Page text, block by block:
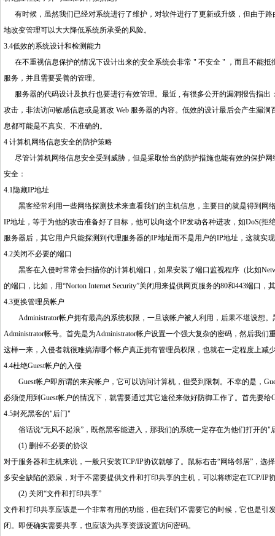
有时候，虽然我们已经对系统进行了维护，对软件进行了更新或升级，但由于
地改变管理可以大大降低系统所承受的风险。
3.4低效的系统设计和检测能力
在不重视信息保护的情况下设计出来的安全系统会非常 " 不安全 " ，而且不能
服务，并且需要妥善的管理。
服务器的代码设计及执行也要进行有效管理。最近 , 有很多公开的漏洞报告指出
攻击，非法访问敏感信息或是篡改 Web 服务器的内容。低效的设计最后会产生漏
息都可能是不真实、不准确的。
4 计算机网络信息安全的防护策略
尽管计算机网络信息安全受到威胁，但是采取恰当的防护措施也能有效的保护
安全：
4.1隐藏IP地址
黑客经常利用一些网络探测技术来查看我们的主机信息，主要目的就是得到网
IP地址，等于为他的攻击准备好了目标，他可以向这个IP发动各种进攻，如DoS(
服务器后，其它用户只能探测到代理服务器的IP地址而不是用户的IP地址，这就实
4.2关闭不必要的端口
黑客在入侵时常常会扫描你的计算机端口，如果安装了端口监视程序（比如
的端口，比如，用“Norton Internet Security”关闭用来提供网页服务的80和443端口
4.3更换管理员帐户
Administrator帐户拥有最高的系统权限，一旦该帐户被人利用，后果不堪设想。
Administrator帐号。首先是为Administrator帐户设置一个强大复杂的密码，然后我
这样一来，入侵者就很难搞清哪个帐户真正拥有管理员权限，也就在一定程度上减
4.4杜绝Guest帐户的入侵
Guest帐户即所谓的来宾帐户，它可以访问计算机，但受到限制。不幸的是，
必须使用到Guest帐户的情况下，就需要通过其它途径来做好防御工作了。首先要
4.5封死黑客的"后门"
俗话说“无风不起浪”，既然黑客能进入，那我们的系统一定存在为他们打开的"
(1) 删掉不必要的协议
对于服务器和主机来说，一般只安装TCP/IP协议就够了。鼠标右击“网络邻居”，选
多安全缺陷的源泉，对于不需要提供文件和打印共享的主机，可以将绑定在TCP/IP
(2) 关闭“文件和打印共享”
文件和打印共享应该是一个非常有用的功能，但在我们不需要它的时候，它也是
闭。即便确实需要共享，也应该为共享资源设置访问密码。